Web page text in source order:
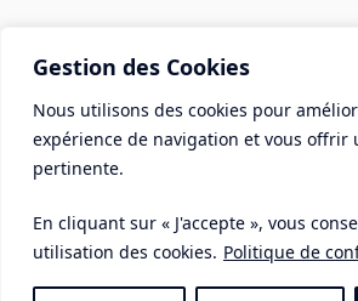
Gestion des Cookies
Nous utilisons des cookies pour
expérience de navigation et vous offrir
pertinente.
En cliquant sur « J'accepte », vous
utilisation des cookies. Politique de
Mairie de Mèze
Place Aristide Briand - BP 28
Tél :04 67 18 30 30
Mail :